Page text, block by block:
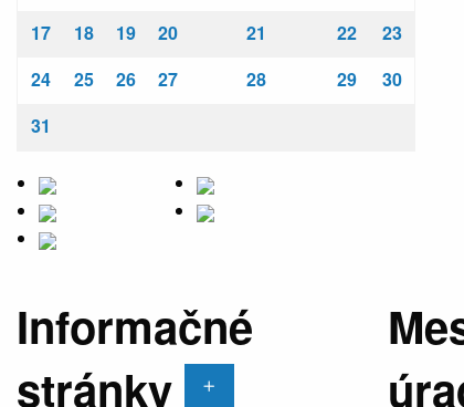
17
18 19 20 21 22
23
24
25 26 27 28 29
30
31
Informačné
stránky